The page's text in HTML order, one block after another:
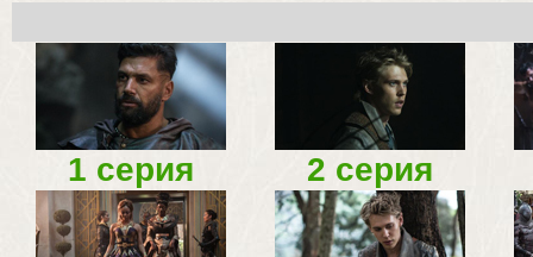
1 серия 2 серия